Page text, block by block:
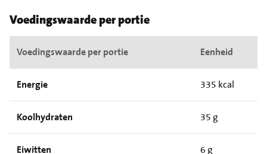
Voedingswaarde per portie
Voedingswaarde per portie Eenheid
Energie 335 kcal
Koolhydraten 35 g
Eiwitten 6 g